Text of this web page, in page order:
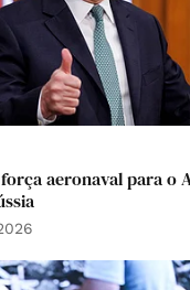
aeronaval para o